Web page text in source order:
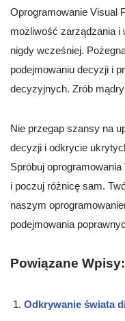
Oprogramowanie Visual
możliwość zarządzania i
nigdy wcześniej.
podejmowaniu decyzji i
decyzyjnych. Zrób
Nie przegap szansy na
decyzji i odkrycie
Spróbuj
i poczuj różnicę sam.
naszym
podejmowania
Powiązane Wpisy:
Odkrywanie świata